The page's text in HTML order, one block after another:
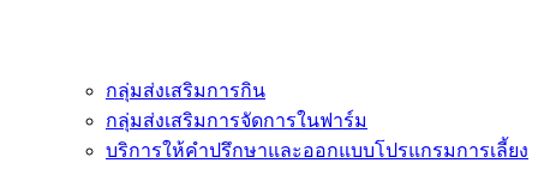
กลุ่มส่งเสริมการกิน
กลุ่มส่งเสริมการจัดการในฟาร์ม
บริการให้คำปรึกษาและออกแบบโปรแกรมการเลี้ยง